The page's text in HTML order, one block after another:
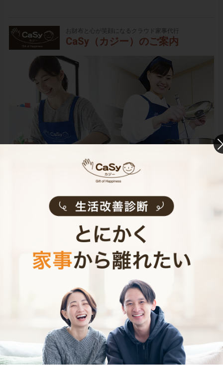
お財布と心が笑顔になるクラウド家事代行
CaSy（カジー）のご案内
タン･便利･あんしんなお掃除代行･お料理代行サービスで
シンプルでお財布に優しい料金体系
スマホだけで24時間365日依頼可能
（電話･事前訪問なし）
スタッフ･お客様双方への本人確認で安全
万が一の物損も損害保険があるから安心
初めての家事代行でどうお願いすればいいのか分からな
い…、どんなスタッフが来るのか不安…といった方のため
2時間5,900円（税込･交通費込）のお試しプラン
用意しております。
少しでも興味を持っていただけましたら、CaSyで家事代